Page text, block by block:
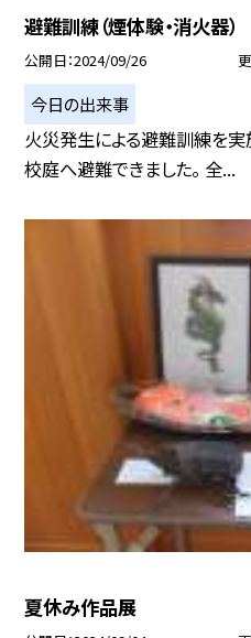
避難訓練（煙体験・消火器）
公開日 2024/09/26
今日の出来事
火災発生による避難訓練を実
校庭へ避難できました。 全...
夏休み作品展